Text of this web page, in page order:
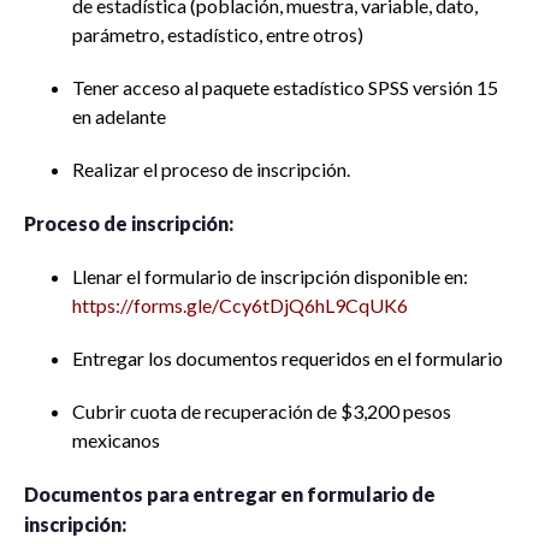
de estadística (población, muestra, variable, dato,
parámetro, estadístico, entre otros)
Tener acceso al paquete estadístico SPSS versión 15
en adelante
Realizar el proceso de inscripción.
Proceso de inscripción:
Llenar el formulario de inscripción disponible en:
https://forms.gle/Ccy6tDjQ6hL9CqUK6
Entregar los documentos requeridos en el formulario
Cubrir cuota de recuperación de $3,200 pesos
mexicanos
Documentos para entregar en formulario de
inscripción: